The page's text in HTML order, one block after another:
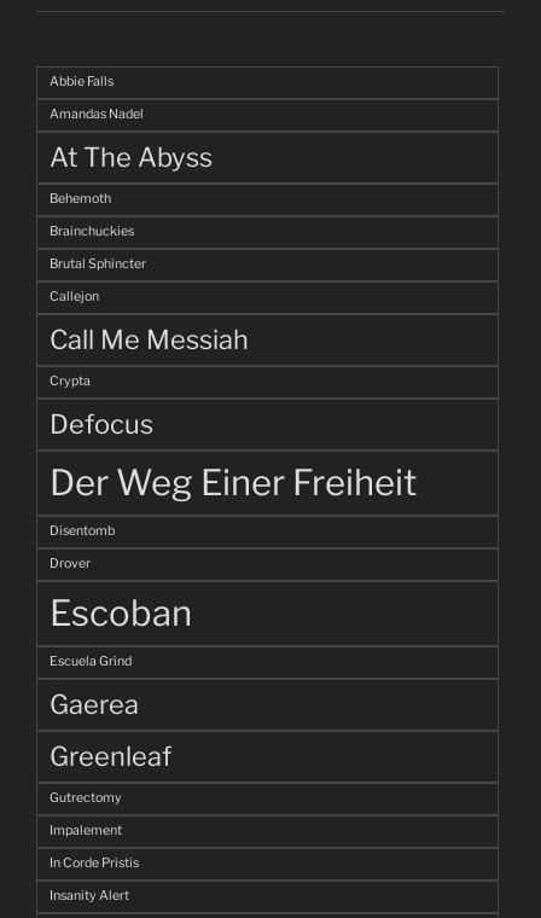
Abbie Falls
Amandas Nadel
At The Abyss
Behemoth
Brainchuckies
Brutal Sphincter
Callejon
Call Me Messiah
Crypta
Defocus
Der Weg Einer Freiheit
Disentomb
Drover
Escoban
Escuela Grind
Gaerea
Greenleaf
Gutrectomy
Impalement
In Corde Pristis
Insanity Alert